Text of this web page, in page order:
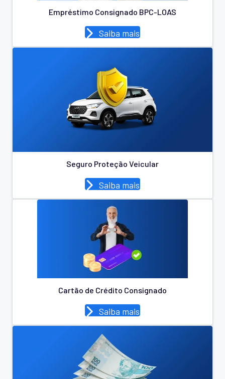
Empréstimo Consignado BPC-LOAS
Saiba mais
Seguro Proteção Veicular
Saiba mais
Cartão de Crédito Consignado
Saiba mais